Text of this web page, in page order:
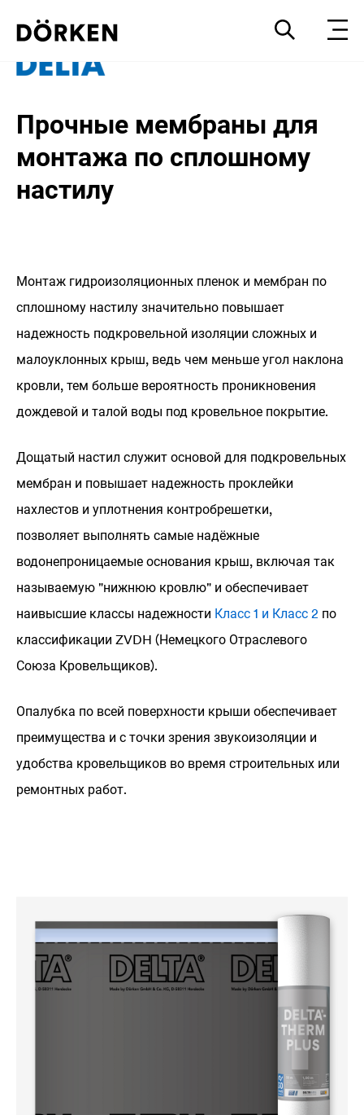
Прочные мембраны для
монтажа по сплошному
настилу
Монтаж гидроизоляционных пленок и мембран по
сплошному настилу значительно повышает
надежность подкровельной изоляции сложных и
малоуклонных крыш, ведь чем меньше угол наклона
кровли, тем больше вероятность проникновения
дождевой и талой воды под кровельное покрытие.
Дощатый настил служит основой для подкровельных
мембран и повышает надежность проклейки
нахлестов и уплотнения контробрешетки,
позволяет выполнять самые надёжные
водонепроницаемые основания крыш, включая так
называемую "нижнюю кровлю" и обеспечивает
наивысшие классы надежности Класс 1 и Класс 2 по
классификации ZVDH (Немецкого Отраслевого
Союза Кровельщиков).
Опалубка по всей поверхности крыши обеспечивает
преимущества и с точки зрения звукоизоляции и
удобства кровельщиков во время строительных или
ремонтных работ.